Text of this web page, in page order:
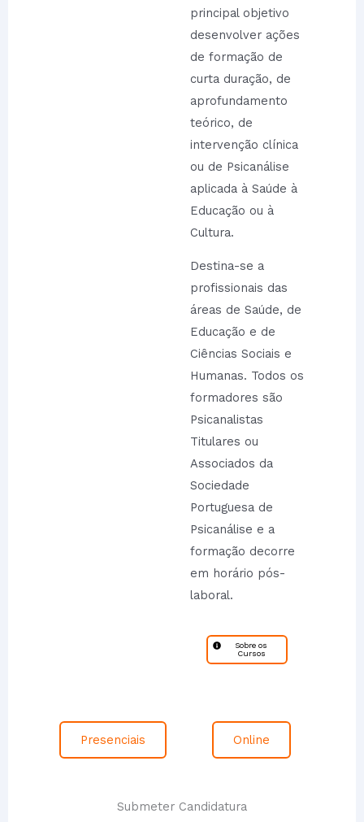
principal objetivo
desenvolver ações
de formação de
curta duração, de
aprofundamento
teórico, de
intervenção clínica
ou de Psicanálise
aplicada à Saúde à
Educação ou à
Cultura.
Destina-se a
profissionais das
áreas de Saúde, de
Educação e de
Ciências Sociais e
Humanas. Todos os
formadores são
Psicanalistas
Titulares ou
Associados da
Sociedade
Portuguesa de
Psicanálise e a
formação decorre
em horário pós-
laboral.
Sobre os
Cursos
Presenciais Online
Submeter Candidatura